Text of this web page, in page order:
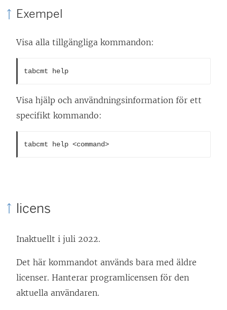
Exempel
Visa alla tillgängliga kommandon:
tabcmt help
Visa hjälp och användningsinformation för ett
specifikt kommando:
tabcmt help <command>
licens
Inaktuellt i juli 2022.
Det här kommandot används bara med äldre
licenser. Hanterar programlicensen för den
aktuella användaren.